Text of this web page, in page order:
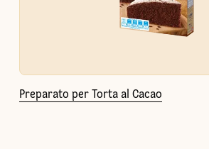
Preparato per Torta al Cacao